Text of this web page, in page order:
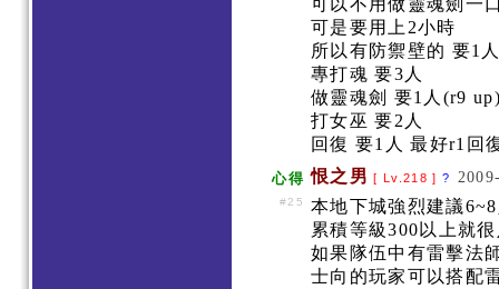
可以不用做靈魂劍一
可是要用上2小時
所以有防禦壁的 要1
專打魂 要3人
做靈魂劍 要1人(r9
打女巫 要2人
回復 要1人 最好r1回
心得 恨之男 [ Lv.218 ] ?
#25
本地下城強烈建議
累積等級300以上就
如果隊伍中有雷擊法
士向的玩家可以搭配